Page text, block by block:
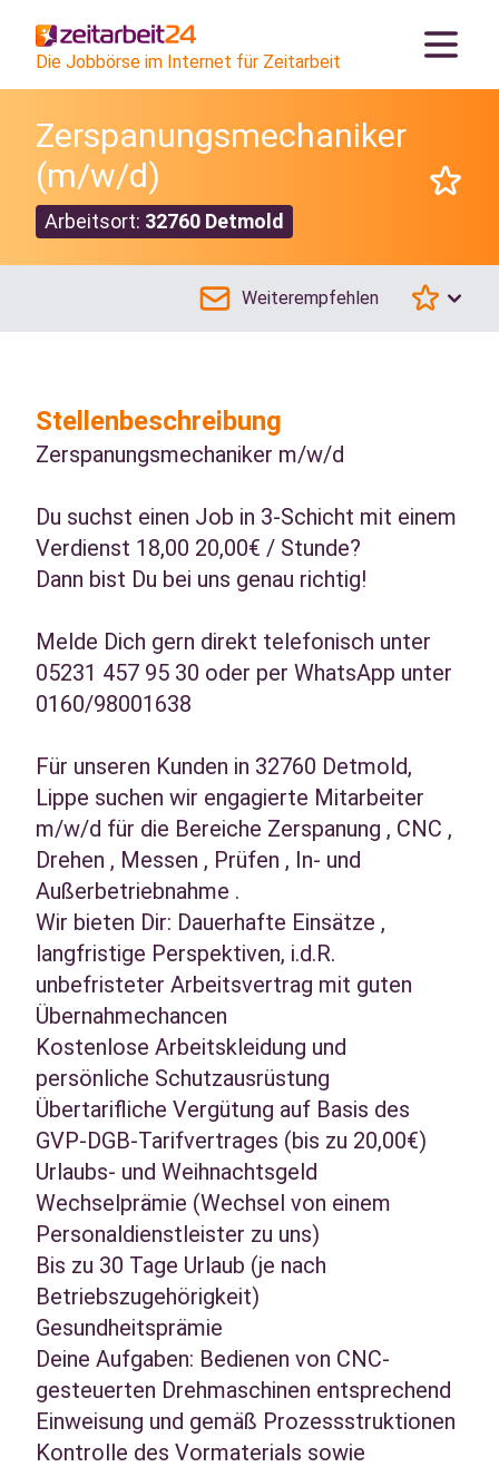
Die Jobbörse im Internet für Zeitarbeit
Zerspanungsmechaniker
(m/w/d)
Arbeitsort: 32760 Detmold
Weiterempfehlen
Stellenbeschreibung
Zerspanungsmechaniker m/w/d
Du suchst einen Job in 3-Schicht mit einem
Verdienst 18,00 20,00€ / Stunde?
Dann bist Du bei uns genau richtig!
Melde Dich gern direkt telefonisch unter
05231 457 95 30 oder per WhatsApp unter
0160/98001638
Für unseren Kunden in 32760 Detmold,
Lippe suchen wir engagierte Mitarbeiter
m/w/d für die Bereiche Zerspanung , CNC ,
Drehen , Messen , Prüfen , In- und
Außerbetriebnahme .
Wir bieten Dir: Dauerhafte Einsätze ,
langfristige Perspektiven, i.d.R.
unbefristeter Arbeitsvertrag mit guten
Übernahmechancen
Kostenlose Arbeitskleidung und
persönliche Schutzausrüstung
Übertarifliche Vergütung auf Basis des
GVP-DGB-Tarifvertrages (bis zu 20,00€)
Urlaubs- und Weihnachtsgeld
Wechselprämie (Wechsel von einem
Personaldienstleister zu uns)
Bis zu 30 Tage Urlaub (je nach
Betriebszugehörigkeit)
Gesundheitsprämie
Deine Aufgaben: Bedienen von CNC-
gesteuerten Drehmaschinen entsprechend
Einweisung und gemäß Prozessstruktionen
Kontrolle des Vormaterials sowie